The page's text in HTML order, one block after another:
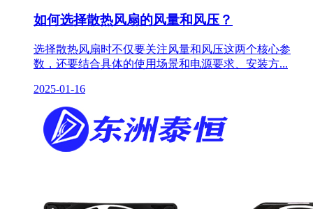
如何选择散热风扇的风量和风压？
选择散热风扇时不仅要关注风量和风压这两个核心参
数，还要结合具体的使用场景和电源要求、安装方...
2025-01-16